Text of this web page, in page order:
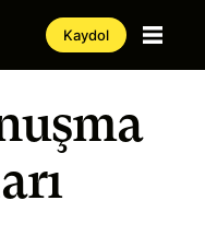
Kaydol